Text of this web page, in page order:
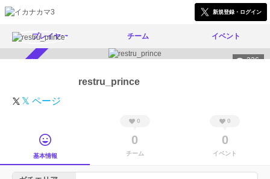
新規登録・ログイン
プレイヤー チーム イベント
226
restru_prince
𝕏 ページ
基本情報
0
0
チーム
0
0
イベント